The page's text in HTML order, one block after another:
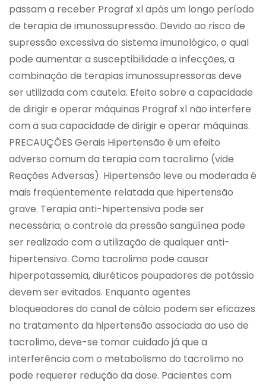
passam a receber Prograf xl após um longo período
de terapia de imunossupressão. Devido ao risco de
supressão excessiva do sistema imunológico, o qual
pode aumentar a susceptibilidade a infecções, a
combinação de terapias imunossupressoras deve
ser utilizada com cautela. Efeito sobre a capacidade
de dirigir e operar máquinas Prograf xl não interfere
com a sua capacidade de dirigir e operar máquinas.
PRECAUÇÕES Gerais Hipertensão é um efeito
adverso comum da terapia com tacrolimo (vide
Reações Adversas). Hipertensão leve ou moderada é
mais freqüentemente relatada que hipertensão
grave. Terapia anti-hipertensiva pode ser
necessária; o controle da pressão sangüínea pode
ser realizado com a utilização de qualquer anti-
hipertensivo. Como tacrolimo pode causar
hiperpotassemia, diuréticos poupadores de potássio
devem ser evitados. Enquanto agentes
bloqueadores do canal de cálcio podem ser eficazes
no tratamento da hipertensão associada ao uso de
tacrolimo, deve-se tomar cuidado já que a
interferência com o metabolismo do tacrolimo no
pode requerer redução da dose. Pacientes com